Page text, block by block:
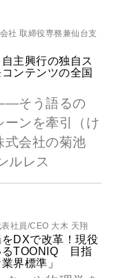
社 取締役専務兼仙台支
主興行の独自ス
ンテンツの全国
そう語るの
ーンを牽引（け
式会社の菊池
ルレス
社員/CEO 大木 天翔
DXで改革！現役
るTOONIQ 目指
界標準」